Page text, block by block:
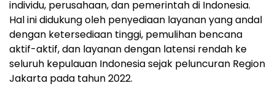
individu, perusahaan, dan pemerintah di Indonesia.
Hal ini didukung oleh penyediaan layanan yang andal
dengan ketersediaan tinggi, pemulihan bencana
aktif-aktif, dan layanan dengan latensi rendah ke
seluruh kepulauan Indonesia sejak peluncuran Region
Jakarta pada tahun 2022.